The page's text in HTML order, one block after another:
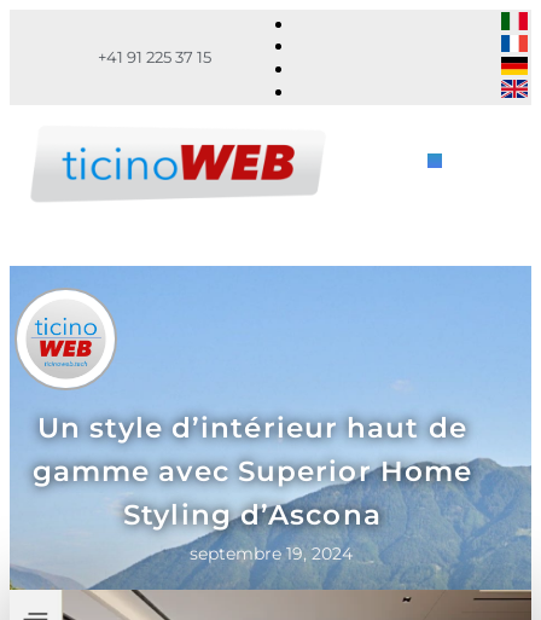
+41 91 225 37 15
Un style d’intérieur haut de
gamme avec Superior Home
Styling d’Ascona
septembre 19, 2024